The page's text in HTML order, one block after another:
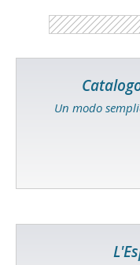
Un modo